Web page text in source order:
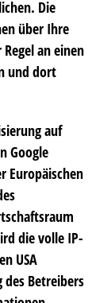
Die
über Ihre
an einen
und dort
auf
Google
Europäischen
die volle IP-
USA
Betreibers